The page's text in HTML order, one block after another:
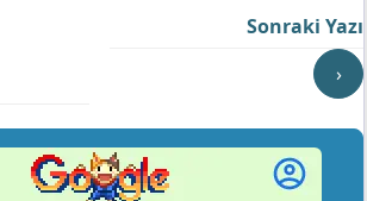
Sonraki Yazı
›